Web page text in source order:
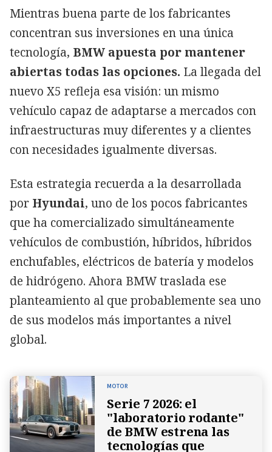
Mientras buena parte de los fabricantes
concentran sus inversiones en una única
tecnología, BMW apuesta por mantener
abiertas todas las opciones. La llegada del
nuevo X5 refleja esa visión: un mismo
vehículo capaz de adaptarse a mercados con
infraestructuras muy diferentes y a clientes
con necesidades igualmente diversas.
Esta estrategia recuerda a la desarrollada
por Hyundai, uno de los pocos fabricantes
que ha comercializado simultáneamente
vehículos de combustión, híbridos, híbridos
enchufables, eléctricos de batería y modelos
de hidrógeno. Ahora BMW traslada ese
planteamiento al que probablemente sea uno
de sus modelos más importantes a nivel
global.
MOTOR
Serie 7 2026: el
"laboratorio rodante"
de BMW estrena las
tecnologías que